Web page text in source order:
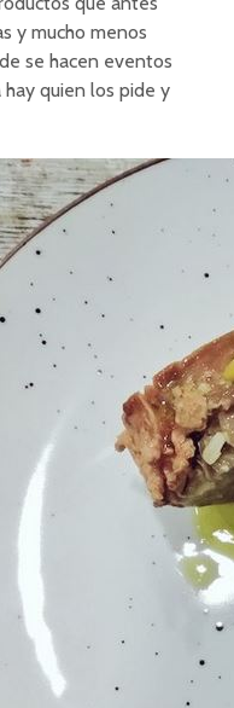
y mucho menos
se hacen eventos
hay quien los pide y